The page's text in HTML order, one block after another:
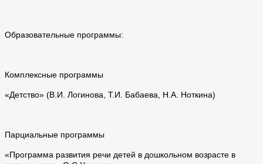
Образовательные программы:
Комплексные программы
«Детство» (В.И. Логинова, Т.И. Бабаева, Н.А. Ноткина)
Парциальные программы
«Программа развития речи детей в дошкольном возрасте в